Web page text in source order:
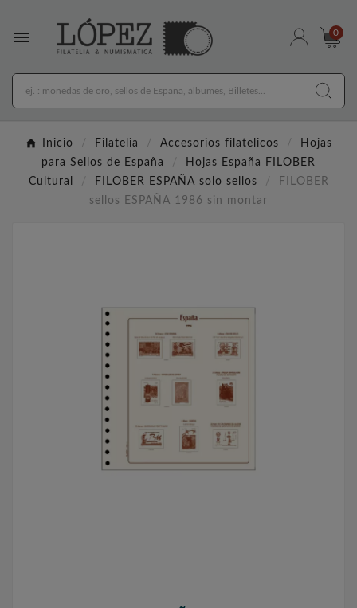
 0
Inicio Filatelia Accesorios filatelicos
Hojas
para Sellos de España
Hojas España FILOBER
Cultural
FILOBER ESPAÑA solo sellos
FILOBER
sellos ESPAÑA 1986 sin montar